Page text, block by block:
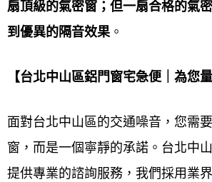
Service purpose
鋁門窗工程宅急便的 鋁門窗服務宗
善的售後服務，以實現永續經營和
體的宗旨會因公司而異，但核心原
識，了解客戶需求，並提供精確的
扇頂級的氣密窗；但一扇合格的氣
到優異的隔音效果。
【台北中山區鋁門窗宅急便｜為您
面對台北中山區的交通噪音，您需
窗，而是一個寧靜的承諾。台北中
提供專業的諮詢服務，我們採用業